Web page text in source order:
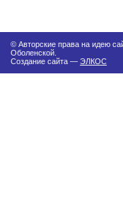
© Авторские права на идею
Оболенской.
Создание сайта — ЭЛКОС